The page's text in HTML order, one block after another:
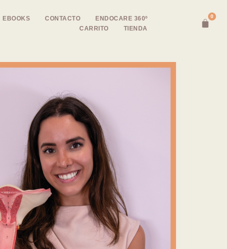
EBOOKS CONTACTO
ENDOCARE 360º
CARRITO
TIENDA
0